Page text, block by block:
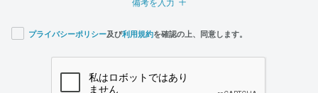
プライバシーポリシー及び利用規約を確認の上、同意します。